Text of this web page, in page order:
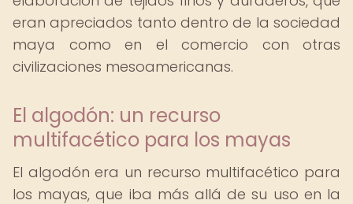
eran apreciados tanto dentro de la sociedad
maya como en el comercio con otras
civilizaciones mesoamericanas.
El algodón: un recurso
multifacético para los mayas
El algodón era un recurso multifacético para
los mayas, que iba más allá de su uso en la